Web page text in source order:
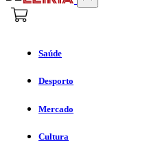
Saúde
Desporto
Mercado
Cultura